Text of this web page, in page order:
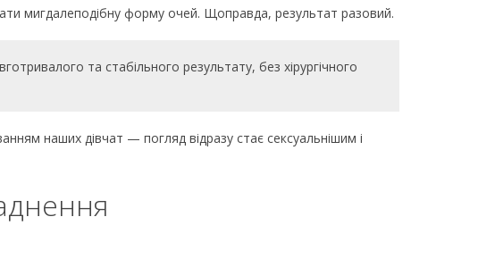
мигдалеподібну форму очей. Щоправда, результат разовий.
та стабільного результату, без хірургічного
наших дівчат — погляд відразу стає сексуальнішим і